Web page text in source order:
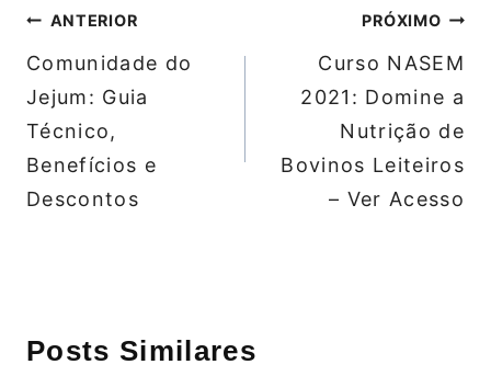
Navegação
de
Post
ANTERIOR
Comunidade do
Jejum: Guia
Técnico,
Benefícios e
Descontos
PRÓXIMO
Curso NASEM
2021: Domine a
Nutrição de
Bovinos Leiteiros
– Ver Acesso
Posts Similares